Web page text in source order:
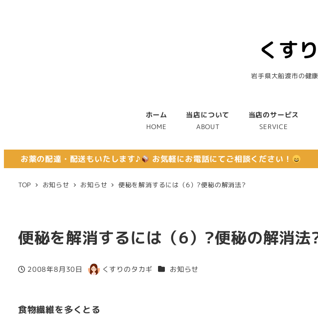
岩手県大船渡市の健
ホーム
HOME
当店について
ABOUT
当店のサービス
SERVICE
お薬の配達・配送もいたします♪ お気軽にお電話にてご相談ください！
TOP お知らせ お知らせ 便秘を解消するには（6）?便秘の解消法?
便秘を解消するには（6）?便秘の解消法
投稿日
2008年8月30日
著
くすりのタカギ カテゴリー
お知らせ
食物繊維を多くとる